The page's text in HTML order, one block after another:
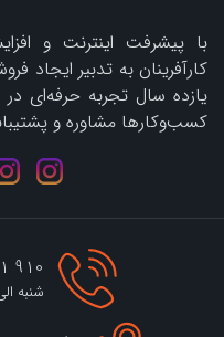
با پیشرفت اینترنت و
کارآفرینان به تدبیر ایجاد
یازده سال تجربه حرفه‌ای در
کسب‌وکارها مشاوره و
910 11 910 017
شنبه الی